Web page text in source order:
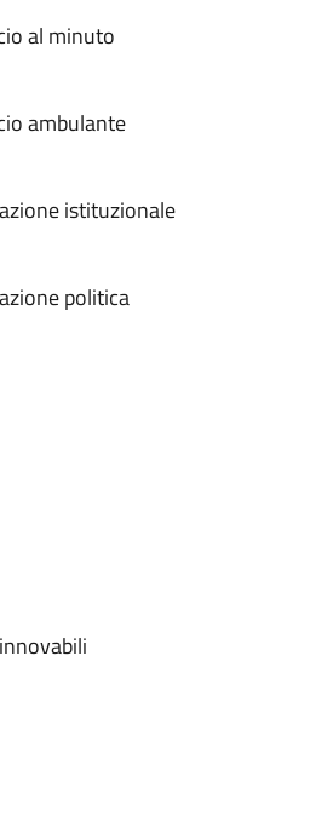
al minuto
ambulante
istituzionale
politica